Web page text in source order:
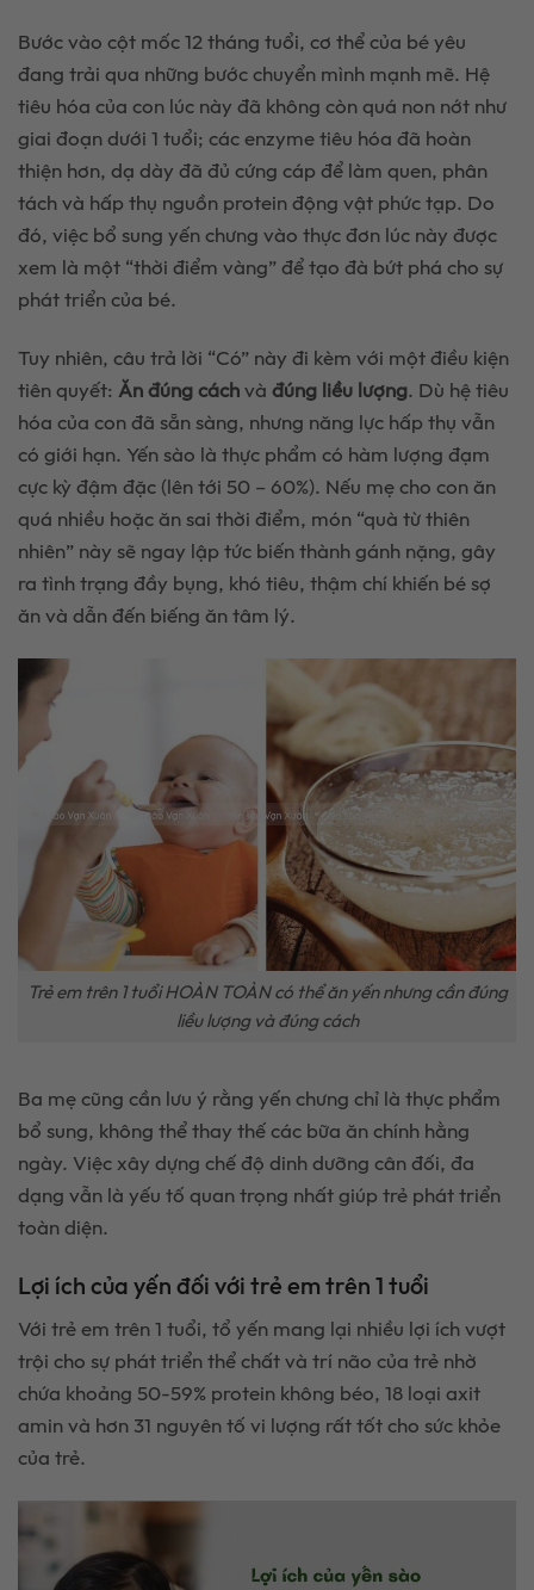
Bước vào cột mốc 12 tháng tuổi, cơ thể của bé yêu
đang trải qua những bước chuyển mình mạnh mẽ. Hệ
tiêu hóa của con lúc này đã không còn quá non nớt như
giai đoạn dưới 1 tuổi; các enzyme tiêu hóa đã hoàn
thiện hơn, dạ dày đã đủ cứng cáp để làm quen, phân
tách và hấp thụ nguồn protein động vật phức tạp. Do
đó, việc bổ sung yến chưng vào thực đơn lúc này được
xem là một “thời điểm vàng” để tạo đà bứt phá cho sự
phát triển của bé.
Tuy nhiên, câu trả lời “Có” này đi kèm với một điều kiện
tiên quyết: Ăn đúng cáchvà đúng liều lượng. Dù hệ tiêu
hóa của con đã sẵn sàng, nhưng năng lực hấp thụ vẫn
có giới hạn. Yến sào là thực phẩm có hàm lượng đạm
cực kỳ đậm đặc (lên tới 50 – 60%). Nếu mẹ cho con ăn
quá nhiều hoặc ăn sai thời điểm, món “quà từ thiên
nhiên” này sẽ ngay lập tức biến thành gánh nặng, gây
ra tình trạng đầy bụng, khó tiêu, thậm chí khiến bé sợ
ăn và dẫn đến biếng ăn tâm lý.
Trẻ em trên 1 tuổi HOÀN TOÀN có thể ăn yến nhưng cần đúng
liều lượng và đúng cách
Ba mẹ cũng cần lưu ý rằng yến chưng chỉ là thực phẩm
bổ sung, không thể thay thế các bữa ăn chính hằng
ngày. Việc xây dựng chế độ dinh dưỡng cân đối, đa
dạng vẫn là yếu tố quan trọng nhất giúp trẻ phát triển
toàn diện.
Lợi ích của yến đối với trẻ em trên 1 tuổi
Với trẻ em trên 1 tuổi, tổ yến mang lại nhiều lợi ích vượt
trội cho sự phát triển thể chất và trí não của trẻ nhờ
chứa khoảng 50-59% protein không béo, 18 loại axit
amin và hơn 31 nguyên tố vi lượng rất tốt cho sức khỏe
của trẻ.